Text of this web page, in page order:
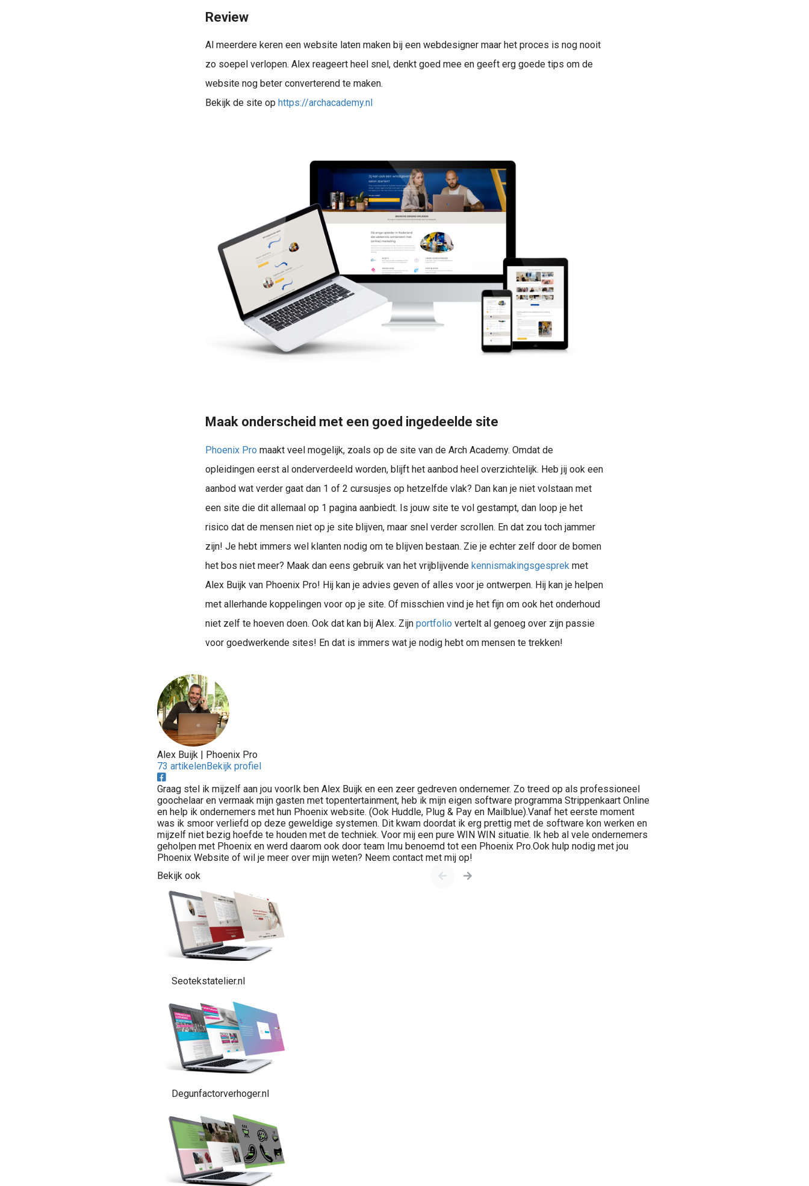
Review
Al meerdere keren een website laten maken bij een webdesigner maar het proces is nog nooit
zo soepel verlopen. Alex reageert heel snel, denkt goed mee en geeft erg goede tips om de
website nog beter converterend te maken.
Bekijk de site op https://archacademy.nl
Maak onderscheid met een goed ingedeelde site
Phoenix Pro maakt veel mogelijk, zoals op de site van de Arch Academy. Omdat de
opleidingen eerst al onderverdeeld worden, blijft het aanbod heel overzichtelijk. Heb jij ook een
aanbod wat verder gaat dan 1 of 2 cursusjes op hetzelfde vlak? Dan kan je niet volstaan met
een site die dit allemaal op 1 pagina aanbiedt. Is jouw site te vol gestampt, dan loop je het
risico dat de mensen niet op je site blijven, maar snel verder scrollen. En dat zou toch jammer
zijn! Je hebt immers wel klanten nodig om te blijven bestaan. Zie je echter zelf door de bomen
het bos niet meer? Maak dan eens gebruik van het vrijblijvende kennismakingsgesprek met
Alex Buijk van Phoenix Pro! Hij kan je advies geven of alles voor je ontwerpen. Hij kan je helpen
met allerhande koppelingen voor op je site. Of misschien vind je het fijn om ook het onderhoud
niet zelf te hoeven doen. Ook dat kan bij Alex. Zijn portfolio vertelt al genoeg over zijn passie
voor goedwerkende sites! En dat is immers wat je nodig hebt om mensen te trekken!
Alex Buijk | Phoenix Pro
73 artikelenBekijk profiel
Graag stel ik mijzelf aan jou voorIk ben Alex Buijk en een zeer gedreven ondernemer. Zo treed op als professioneel
goochelaar en vermaak mijn gasten met topentertainment, heb ik mijn eigen software programma Strippenkaart Online
en help ik ondernemers met hun Phoenix website. (Ook Huddle, Plug & Pay en Mailblue).Vanaf het eerste moment
was ik smoor verliefd op deze geweldige systemen. Dit kwam doordat ik erg prettig met de software kon werken en
mijzelf niet bezig hoefde te houden met de techniek. Voor mij een pure WIN WIN situatie. Ik heb al vele ondernemers
geholpen met Phoenix en werd daarom ook door team Imu benoemd tot een Phoenix Pro.Ook hulp nodig met jou
Phoenix Website of wil je meer over mijn weten? Neem contact met mij op!
Bekijk ook
Seotekstatelier.nl
Degunfactorverhoger.nl